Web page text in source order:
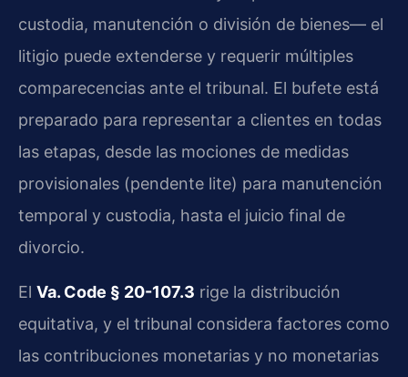
custodia, manutención o división de bienes— el
litigio puede extenderse y requerir múltiples
comparecencias ante el tribunal. El bufete está
preparado para representar a clientes en todas
las etapas, desde las mociones de medidas
provisionales (pendente lite) para manutención
temporal y custodia, hasta el juicio final de
divorcio.
El Va. Code § 20-107.3 rige la distribución
equitativa, y el tribunal considera factores como
las contribuciones monetarias y no monetarias